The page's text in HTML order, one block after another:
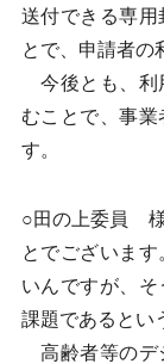
送付できる専用
とで、申請者の
今後とも、利
むことで、事業
す。
○田の上委員 様
とでございま
いんですが、
課題であるとい
高齢者等のデ